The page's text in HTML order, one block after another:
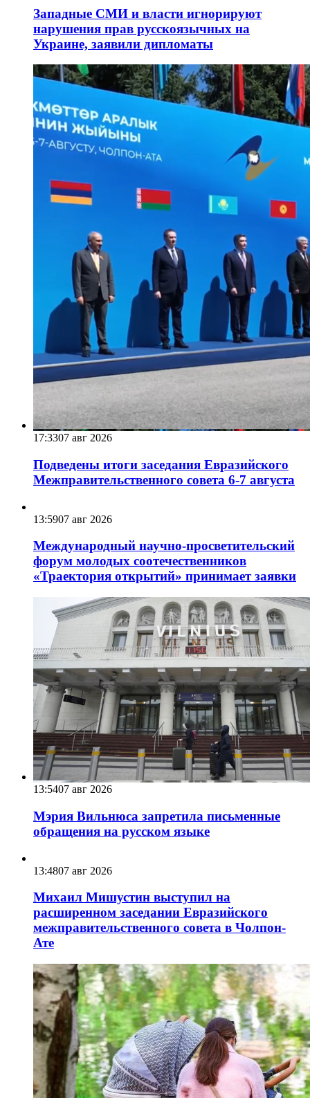
Западные СМИ и власти игнорируют
нарушения прав русскоязычных на
Украине, заявили дипломаты
17:3307 авг 2026
Подведены итоги заседания Евразийского
Межправительственного совета 6-7 августа
13:5907 авг 2026
Международный научно-просветительский
форум молодых соотечественников
«Траектория открытий» принимает заявки
13:5407 авг 2026
Мэрия Вильнюса запретила письменные
обращения на русском языке
13:4807 авг 2026
Михаил Мишустин выступил на
расширенном заседании Евразийского
межправительственного совета в Чолпон-
Ате